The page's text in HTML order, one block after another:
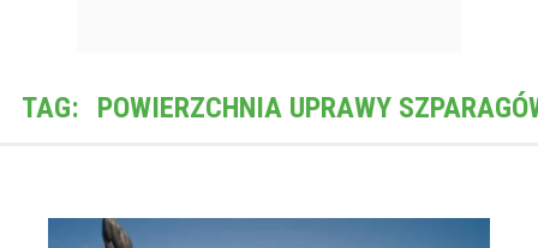
TAG: POWIERZCHNIA UPRAWY